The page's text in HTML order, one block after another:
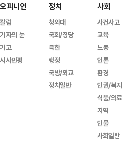
오피니언
칼럼
기자의 눈
기고
시사만평
정치
청와대
국회/정당
북한
행정
국방/외교
정치일반
사회
사건사고
교육
노동
언론
환경
인권/복지
식품/의료
지역
인물
사회일반